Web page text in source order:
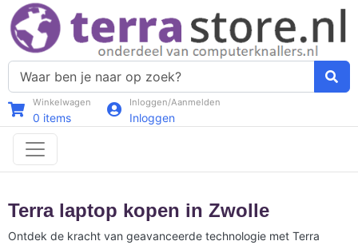
Winkelwagen
0 items
Inloggen/Aanmelden
Inloggen
Terra laptop kopen in Zwolle
Ontdek de kracht van geavanceerde technologie met Terra